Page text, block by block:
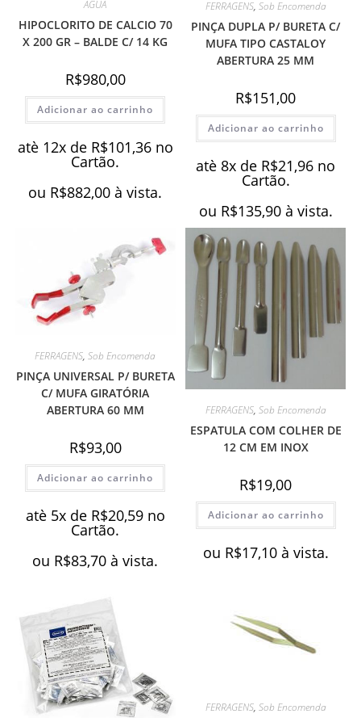
AGUA
HIPOCLORITO DE CALCIO 70
X 200 GR – BALDE C/ 14 KG
R$980,00
Adicionar ao carrinho
atè 12x de R$101,36 no
Cartão.
ou R$882,00 à vista.
FERRAGENS, Sob Encomenda
PINÇA DUPLA P/ BURETA C/
MUFA TIPO CASTALOY
ABERTURA 25 MM
R$151,00
Adicionar ao carrinho
atè 8x de R$21,96 no
Cartão.
ou R$135,90 à vista.
FERRAGENS,Sob Encomenda
PINÇA UNIVERSAL P/ BURETA
C/ MUFA GIRATÓRIA
ABERTURA 60 MM
R$93,00
Adicionar ao carrinho
atè 5x de R$20,59 no
Cartão.
ou R$83,70 à vista.
FERRAGENS, Sob Encomenda
ESPATULA COM COLHER DE
12 CM EM INOX
R$19,00
Adicionar ao carrinho
ou R$17,10 à vista.
FERRAGENS, Sob Encomenda